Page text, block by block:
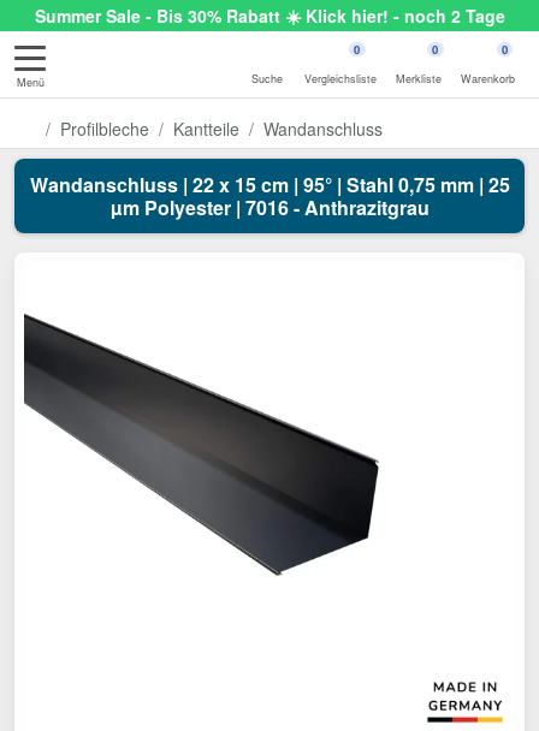
Summer Sale - Bis 30% Rabatt ☀️ Klick hier! - noch 2 Tage
Menü Suche
0
Vergleichsliste
0
Merkliste
0
Warenkorb
Profilbleche Kantteile Wandanschluss
Wandanschluss | 22 x 15 cm | 95° | Stahl 0,75 mm | 25
µm Polyester | 7016 - Anthrazitgrau